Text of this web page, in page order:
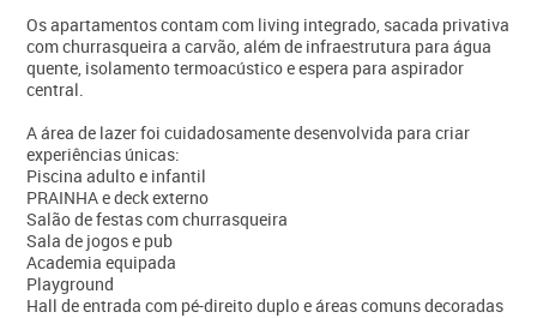
Os apartamentos contam com living integrado, sacada privativa
com churrasqueira a carvão, além de infraestrutura para água
quente, isolamento termoacústico e espera para aspirador
central.
A área de lazer foi cuidadosamente desenvolvida para criar
experiências únicas:
Piscina adulto e infantil
PRAINHA e deck externo
Salão de festas com churrasqueira
Sala de jogos e pub
Academia equipada
Playground
Hall de entrada com pé-direito duplo e áreas comuns decoradas